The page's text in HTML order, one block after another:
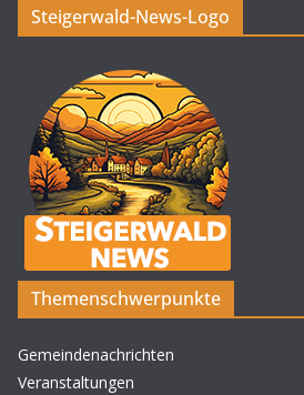
Steigerwald-News-Logo
Themenschwerpunkte
Gemeindenachrichten
Veranstaltungen